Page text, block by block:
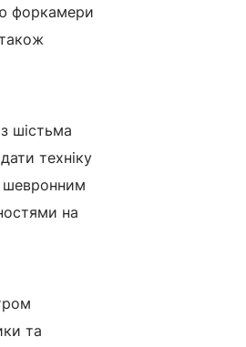
форкамери
шістьма
техніку
шевронним
на
та